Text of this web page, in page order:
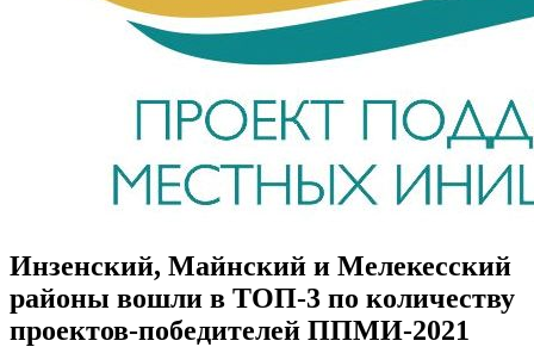
Инзенский, Майнский и Мелекесский
районы вошли в ТОП-3 по количеству
проектов-победителей ППМИ-2021